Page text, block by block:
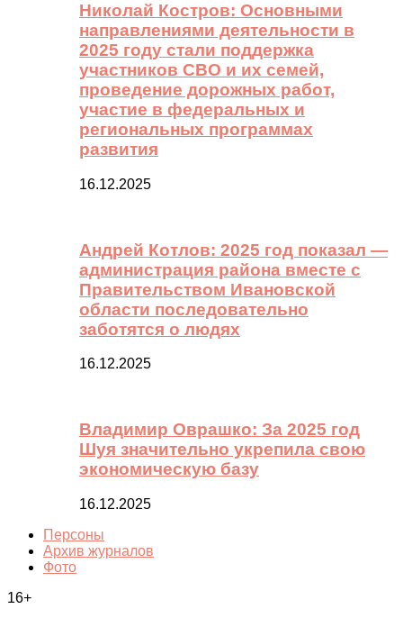
Николай Костров: Основными
направлениями деятельности в
2025 году стали поддержка
участников СВО и их семей,
проведение дорожных работ,
участие в федеральных и
региональных программах
развития
16.12.2025
Андрей Котлов: 2025 год показал —
администрация района вместе с
Правительством Ивановской
области последовательно
заботятся о людях
16.12.2025
Владимир Оврашко: За 2025 год
Шуя значительно укрепила свою
экономическую базу
16.12.2025
Персоны
Архив журналов
Фото
16+